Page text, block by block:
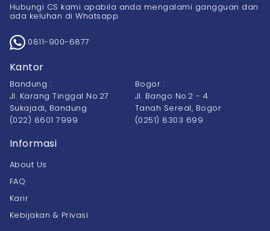
Hubungi CS kami apabila anda mengalami gangguan dan
ada keluhan di Whatsapp
0811-900-6877
Kantor
Bandung :
Jl. Karang Tinggal No.27
Sukajadi, Bandung
(022) 8601 7999
Bogor :
Jl. Bango No.2 - 4
Tanah Sereal, Bogor
(0251) 8303 699
Informasi
About Us
FAQ
Karir
Kebijakan & Privasi